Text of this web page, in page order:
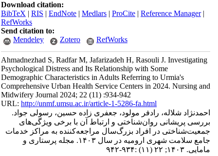
Download citation:
BibTeX|RIS|EndNote|Medlars|ProCite|Reference Manager
RefWorks
Send citation to:
Mendeley
Zotero RefWorks
Ahmadnezhad S, Radfar M, Jafarizadeh H, Rasouli J. Investigating
Psychological Distress and Its Relationship with Some
Demographic Characteristics in Adults Referring to Urmia's
Comprehensive Urban Health Service Centers in 2024. Nursing and
Midwifery Journal 2024; 22 (11) :934-942
URL:http://unmf.umsu.ac.ir/article-1-5286-fa.html
احمدنژاد شلاله، رادفر مولود، جعفری زاده حسین، رسولی جواد.
بررسی پریشانی روان‌شناختی و ارتباط آن با برخی ویژگی‌های
جمعیت‌شناختی در افراد بزرگ‌سال مراجعه‌کننده به مراکز خدمات
جامع سلامت شهری ارومیه در سال ۱۴۰۳. مجله پرستاری و
مامایی. ۱۴۰۳; ۲۲ (۱۱) :۹۳۴-۹۴۲